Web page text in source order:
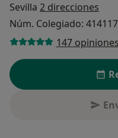
Sevilla 2 direcciones
Núm. Colegiado:
147 opiniones